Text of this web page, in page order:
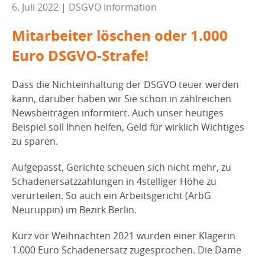
6. Juli 2022 | DSGVO Information
Mitarbeiter löschen oder 1.000
Euro DSGVO-Strafe!
Dass die Nichteinhaltung der DSGVO teuer werden
kann, darüber haben wir Sie schon in zahlreichen
Newsbeiträgen informiert. Auch unser heutiges
Beispiel soll Ihnen helfen, Geld für wirklich Wichtiges
zu sparen.
Aufgepasst, Gerichte scheuen sich nicht mehr, zu
Schadenersatzzahlungen in 4stelliger Höhe zu
verurteilen. So auch ein Arbeitsgericht (ArbG
Neuruppin) im Bezirk Berlin.
Kurz vor Weihnachten 2021 wurden einer Klägerin
1.000 Euro Schadenersatz zugesprochen. Die Dame